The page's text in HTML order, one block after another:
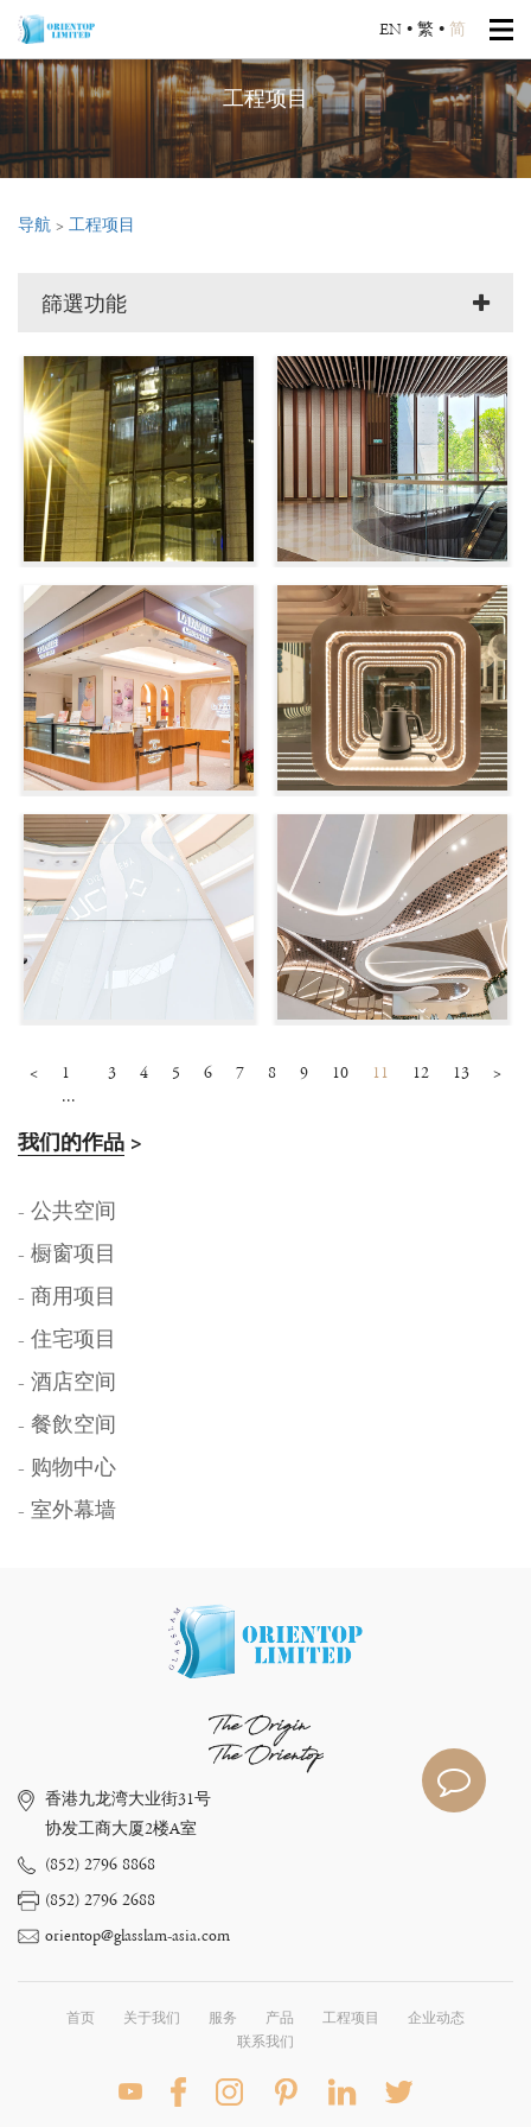
EN • 繁 • 简
工程项目
导航 > 工程项目
篩選功能
<
1
...
3 4 5 6 7 8 9 10 11 12 13 >
我们的作品 >
- 公共空间
- 橱窗项目
- 商用项目
- 住宅项目
- 酒店空间
- 餐飲空间
- 购物中心
- 室外幕墙
The Origin
The Orientop
香港九龙湾大业街31号
协发工商大厦2楼A室
(852) 2796 8868
(852) 2796 2688
orientop@glasslam-asia.com
首页 关于我们 服务 产品 工程项目
企业动态
联系我们